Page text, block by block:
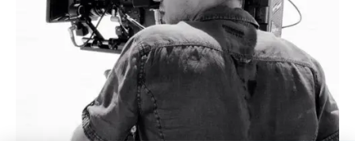
Comment puis je vous aider ?